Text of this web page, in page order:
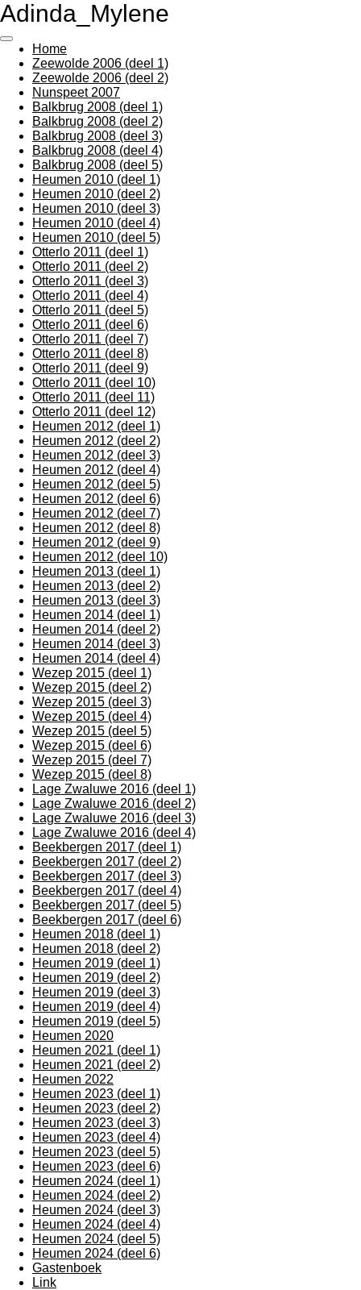
Ga
naar
hoofdinhoud
Adinda_Mylene
Home
Zeewolde 2006 (deel 1)
Zeewolde 2006 (deel 2)
Nunspeet 2007
Balkbrug 2008 (deel 1)
Balkbrug 2008 (deel 2)
Balkbrug 2008 (deel 3)
Balkbrug 2008 (deel 4)
Balkbrug 2008 (deel 5)
Heumen 2010 (deel 1)
Heumen 2010 (deel 2)
Heumen 2010 (deel 3)
Heumen 2010 (deel 4)
Heumen 2010 (deel 5)
Otterlo 2011 (deel 1)
Otterlo 2011 (deel 2)
Otterlo 2011 (deel 3)
Otterlo 2011 (deel 4)
Otterlo 2011 (deel 5)
Otterlo 2011 (deel 6)
Otterlo 2011 (deel 7)
Otterlo 2011 (deel 8)
Otterlo 2011 (deel 9)
Otterlo 2011 (deel 10)
Otterlo 2011 (deel 11)
Otterlo 2011 (deel 12)
Heumen 2012 (deel 1)
Heumen 2012 (deel 2)
Heumen 2012 (deel 3)
Heumen 2012 (deel 4)
Heumen 2012 (deel 5)
Heumen 2012 (deel 6)
Heumen 2012 (deel 7)
Heumen 2012 (deel 8)
Heumen 2012 (deel 9)
Heumen 2012 (deel 10)
Heumen 2013 (deel 1)
Heumen 2013 (deel 2)
Heumen 2013 (deel 3)
Heumen 2014 (deel 1)
Heumen 2014 (deel 2)
Heumen 2014 (deel 3)
Heumen 2014 (deel 4)
Wezep 2015 (deel 1)
Wezep 2015 (deel 2)
Wezep 2015 (deel 3)
Wezep 2015 (deel 4)
Wezep 2015 (deel 5)
Wezep 2015 (deel 6)
Wezep 2015 (deel 7)
Wezep 2015 (deel 8)
Lage Zwaluwe 2016 (deel 1)
Lage Zwaluwe 2016 (deel 2)
Lage Zwaluwe 2016 (deel 3)
Lage Zwaluwe 2016 (deel 4)
Beekbergen 2017 (deel 1)
Beekbergen 2017 (deel 2)
Beekbergen 2017 (deel 3)
Beekbergen 2017 (deel 4)
Beekbergen 2017 (deel 5)
Beekbergen 2017 (deel 6)
Heumen 2018 (deel 1)
Heumen 2018 (deel 2)
Heumen 2019 (deel 1)
Heumen 2019 (deel 2)
Heumen 2019 (deel 3)
Heumen 2019 (deel 4)
Heumen 2019 (deel 5)
Heumen 2020
Heumen 2021 (deel 1)
Heumen 2021 (deel 2)
Heumen 2022
Heumen 2023 (deel 1)
Heumen 2023 (deel 2)
Heumen 2023 (deel 3)
Heumen 2023 (deel 4)
Heumen 2023 (deel 5)
Heumen 2023 (deel 6)
Heumen 2024 (deel 1)
Heumen 2024 (deel 2)
Heumen 2024 (deel 3)
Heumen 2024 (deel 4)
Heumen 2024 (deel 5)
Heumen 2024 (deel 6)
Gastenboek
Link